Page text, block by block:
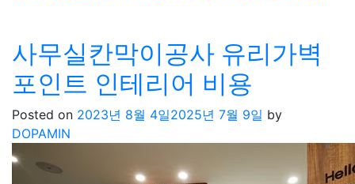
사무실칸막이공사 유리가벽
포인트 인테리어 비용
Posted on 2023년 8월 4일2025년 7월 9일 by
DOPAMIN